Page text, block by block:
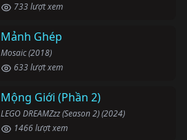
733 lượt xem
Mảnh Ghép
Mosaic (2018)
633 lượt xem